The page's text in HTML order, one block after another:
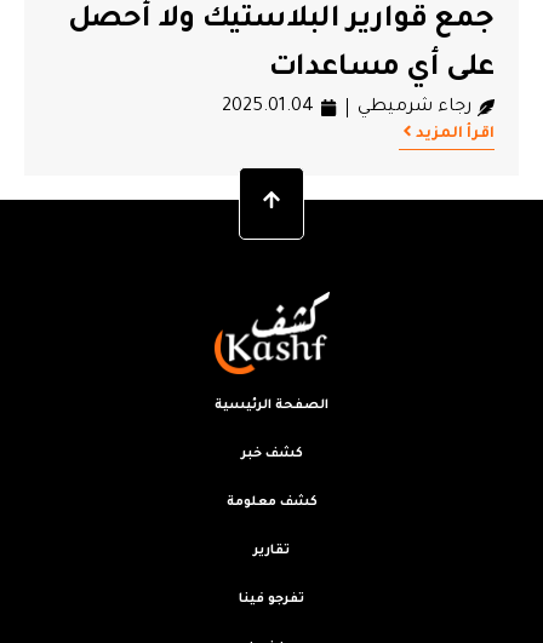
جمع قوارير البلاستيك ولا أحصل
على أي مساعدات
رجاء شرميطي 2025.01.04
اقرأ المزيد
الصفحة الرئيسية
كشف خبر
كشف معلومة
تقارير
تفرجو فينا